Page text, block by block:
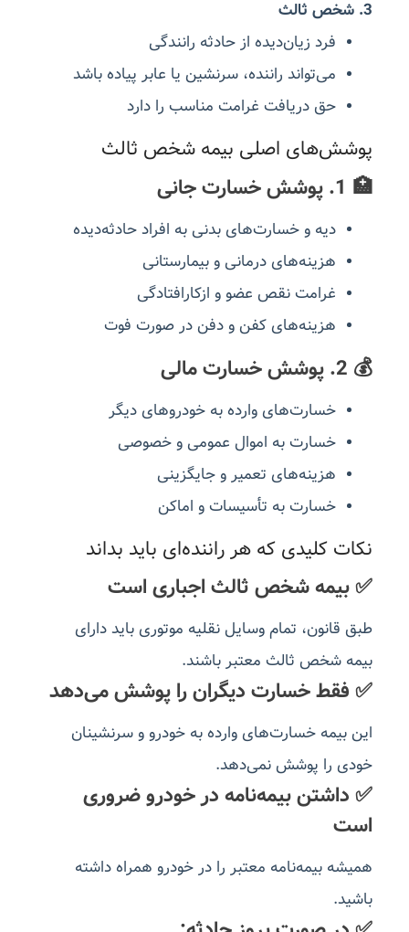
3. شخص ثالث
فرد زیان‌دیده از حادثه رانندگی
می‌تواند راننده، سرنشین یا عابر پیاده باشد
حق دریافت غرامت مناسب را دارد
پوشش‌های اصلی بیمه شخص ثالث
🏥 1. پوشش خسارت جانی
دیه و خسارت‌های بدنی به افراد حادثه‌دیده
هزینه‌های درمانی و بیمارستانی
غرامت نقص عضو و ازکارافتادگی
هزینه‌های کفن و دفن در صورت فوت
💰 2. پوشش خسارت مالی
خسارت‌های وارده به خودروهای دیگر
خسارت به اموال عمومی و خصوصی
هزینه‌های تعمیر و جایگزینی
خسارت به تأسیسات و اماکن
نکات کلیدی که هر راننده‌ای باید بداند
✅ بیمه شخص ثالث اجباری است
طبق قانون، تمام وسایل نقلیه موتوری باید دارای
بیمه شخص ثالث معتبر باشند.
✅ فقط خسارت دیگران را پوشش می‌دهد
این بیمه خسارت‌های وارده به خودرو و سرنشینان
خودی را پوشش نمی‌دهد.
✅ داشتن بیمه‌نامه در خودرو ضروری
است
همیشه بیمه‌نامه معتبر را در خودرو همراه داشته
باشید.